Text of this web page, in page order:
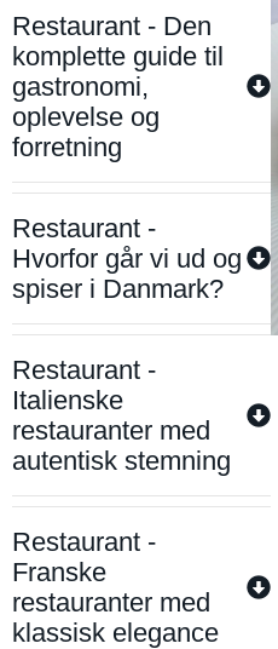
Restaurant - Den
komplette guide til
gastronomi,
oplevelse og
forretning
Restaurant -
Hvorfor går vi ud og
spiser i Danmark?
Restaurant -
Italienske
restauranter med
autentisk stemning
Restaurant -
Franske
restauranter med
klassisk elegance